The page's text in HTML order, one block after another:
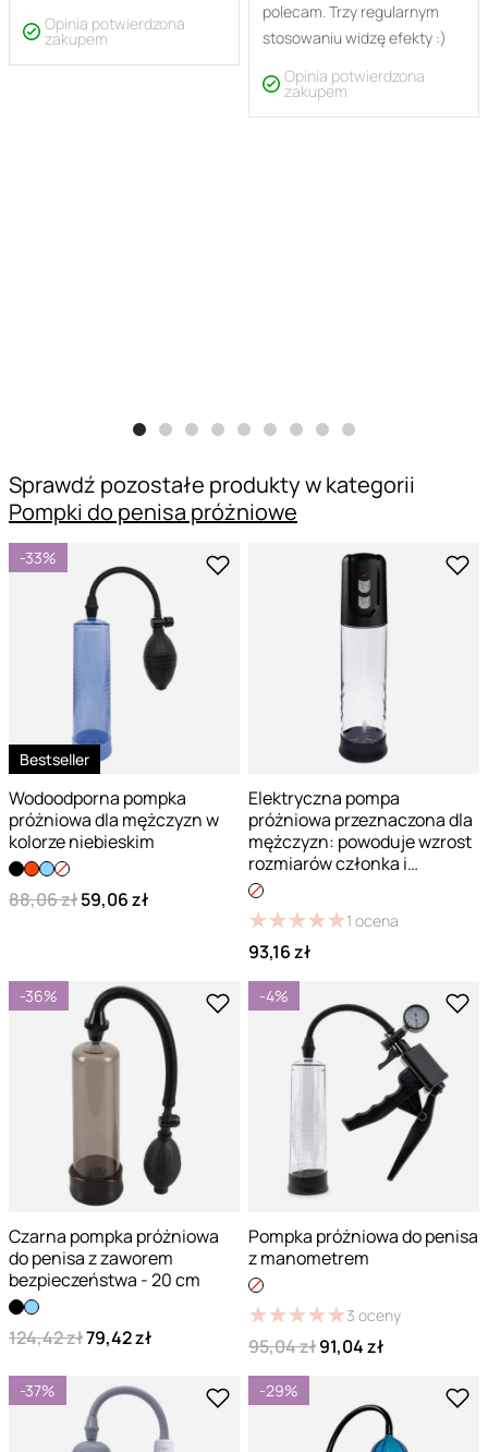
Opinia potwierdzona
zakupem
polecam. Trzy regularnym
stosowaniu widzę efekty :)
Opinia potwierdzona
zakupem
Sprawdź pozostałe produkty w kategorii
Pompki do penisa próżniowe
-33%
Bestseller
Wodoodporna pompka
próżniowa dla mężczyzn w
kolorze niebieskim
88,06 zł59,06 zł
Elektryczna pompa
próżniowa przeznaczona dla
mężczyzn: powoduje wzrost
rozmiarów członka i
wzmocnienie erekcji
★★★★★
★★★★★1 ocena
93,16 zł
-36%
Czarna pompka próżniowa
do penisa z zaworem
bezpieczeństwa - 20 cm
124,42 zł79,42 zł
-4%
Pompka próżniowa do penisa
z manometrem
★★★★★
★★★★★3 oceny
95,04 zł91,04 zł
-37% -29%